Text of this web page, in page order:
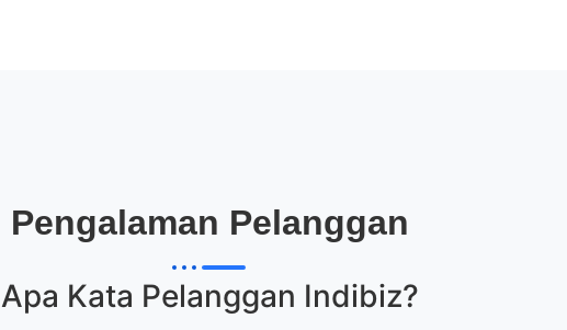
Pengalaman Pelanggan
Apa Kata Pelanggan Indibiz?